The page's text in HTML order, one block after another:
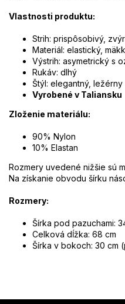
Vlastnosti produktu:
Strih: prispôsobivý,
Materiál: elastický,
Výstrih: asymetrický s
Rukáv: dlhý
Štýl: elegantný, ležérny
Vyrobené v Taliansku
Zloženie materiálu:
90% Nylon
10% Elastan
Rozmery uvedené nižšie sú
Na získanie obvodu šírku
Rozmery:
Šírka pod pazuchami:
Celková dĺžka: 68 cm
Šírka v bokoch: 30 cm